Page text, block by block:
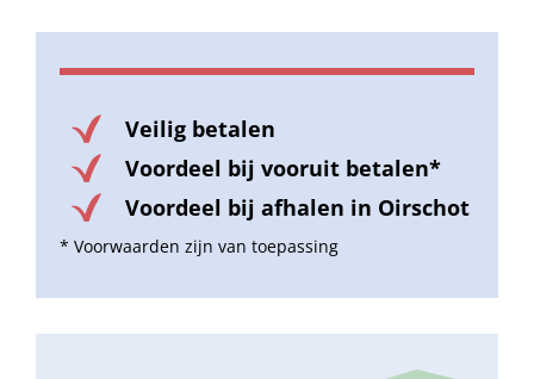
Veilig betalen
Voordeel bij vooruit betalen*
Voordeel bij afhalen in Oirschot
* Voorwaarden zijn van toepassing